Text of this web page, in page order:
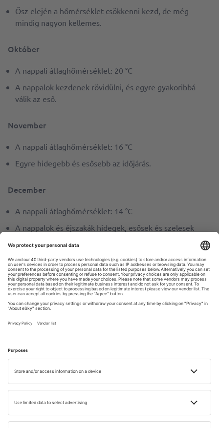
Ősz elején a hőmérséklet csökkenni kezd, de még
mindig nagyon kellemes.
Október
A nappali átlaghőmérséklet: 20 °C
A nappalok kezdenek rövidülni, és egyre gyakoribbá
válik az eső.
November
A nappali átlaghőmérséklet: 16 °C
Egyre hidegebb és esősebb az időjárás.
December
A nappali átlaghőmérséklet: 14 °C
A nappalok és éjszakák hidegek, esősek és szelesek
Amikor Bariba utazik, vegye figyelembe az áprilistól